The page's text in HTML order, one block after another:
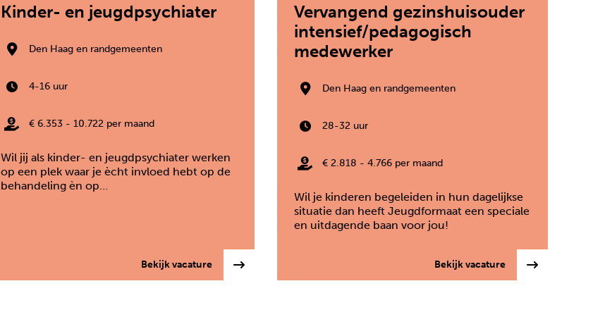
Kinder- en jeugdpsychiater
Den Haag en randgemeenten
4-16 uur
€ 6.353 - 10.722 per maand
Wil jij als kinder- en jeugdpsychiater werken
op een plek waar je ècht invloed hebt op de
behandeling èn op…
Bekijk vacature
Vervangend gezinshuisouder
intensief/pedagogisch
medewerker
Den Haag en randgemeenten
28-32 uur
€ 2.818 - 4.766 per maand
Wil je kinderen begeleiden in hun dagelijkse
situatie dan heeft Jeugdformaat een speciale
en uitdagende baan voor jou!
Bekijk vacature